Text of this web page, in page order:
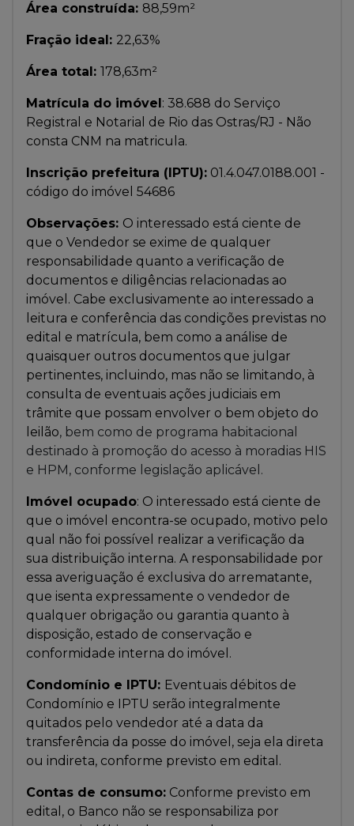
Área construída: 88,59m²
Fração ideal: 22,63%
Área total: 178,63m²
Matrícula do imóvel : 38.688 do Serviço
Registral e Notarial de Rio das Ostras/RJ - Não
consta CNM na matricula.
Inscrição prefeitura (IPTU): 01.4.047.0188.001 -
código do imóvel 54686
Observações: O interessado está ciente de
que o Vendedor se exime de qualquer
responsabilidade quanto a verificação de
documentos e diligências relacionadas ao
imóvel. Cabe exclusivamente ao interessado a
leitura e conferência das condições previstas no
edital e matrícula, bem como a análise de
quaisquer outros documentos que julgar
pertinentes, incluindo, mas não se limitando, à
consulta de eventuais ações judiciais em
trâmite que possam envolver o bem objeto do
leilão, bem como de programa habitacional
destinado à promoção do acesso à moradias HIS
e HPM, conforme legislação aplicável.
Imóvel ocupado: O interessado está ciente de
que o imóvel encontra-se ocupado, motivo pelo
qual não foi possível realizar a verificação da
sua distribuição interna. A responsabilidade por
essa averiguação é exclusiva do arrematante,
que isenta expressamente o vendedor de
qualquer obrigação ou garantia quanto à
disposição, estado de conservação e
conformidade interna do imóvel.
Condomínio e IPTU: Eventuais débitos de
Condomínio e IPTU serão integralmente
quitados pelo vendedor até a data da
transferência da posse do imóvel, seja ela direta
ou indireta, conforme previsto em edital.
Contas de consumo: Conforme previsto em
edital, o Banco não se responsabiliza por